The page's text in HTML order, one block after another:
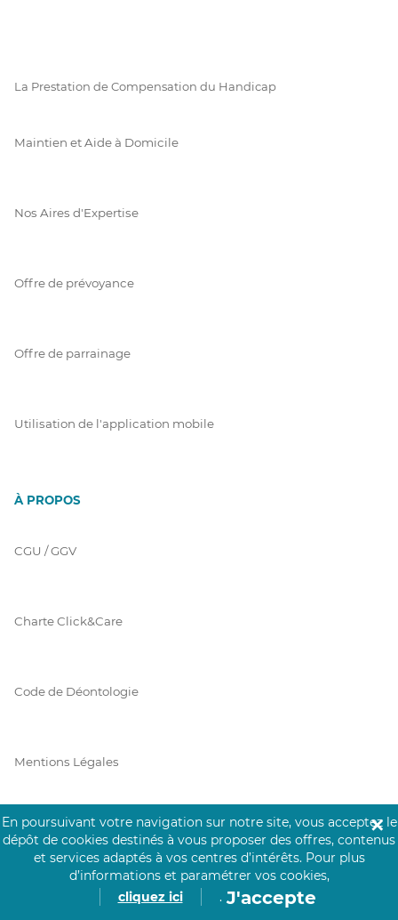
La Prestation de Compensation du Handicap
Maintien et Aide à Domicile
Nos Aires d'Expertise
Offre de prévoyance
Offre de parrainage
Utilisation de l'application mobile
À PROPOS
CGU / GGV
Charte Click&Care
Code de Déontologie
Mentions Légales
Prérequis Click&Care
Protection des Données
En poursuivant votre navigation sur notre site, vous acceptez le
dépôt de cookies destinés à vous proposer des offres, contenus
et services adaptés à vos centres d’intérêts. Pour plus
d’informations et paramétrer vos cookies,
cliquez ici
. J'accepte
✕